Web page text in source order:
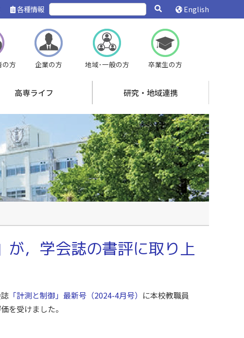
English
各種情報
の方 企業の方 地域･一般の方 卒業生の方
高専ライフ 研究・地域連携
，学会誌の書評に取り上
「計測と制御」最新号（2024-4月号） に本校教職員
を受けました。